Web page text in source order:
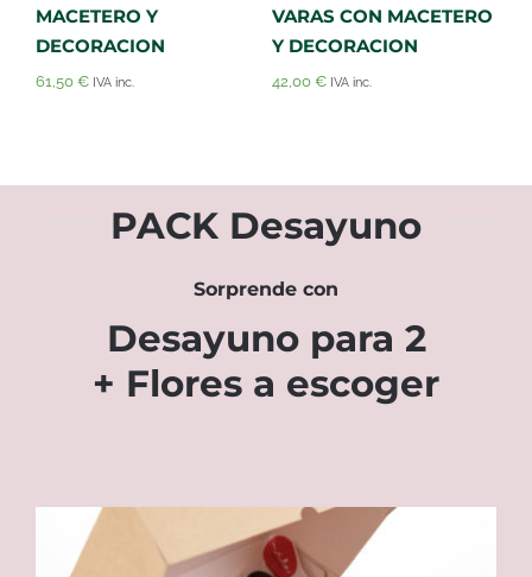
Detalles
MACETERO Y
DECORACION
61,50 € IVA inc.
Detalles
VARAS CON MACETERO
Y DECORACION
42,00 € IVA inc.
PACK Desayuno
Sorprende con
Desayuno para 2
+ Flores a escoger